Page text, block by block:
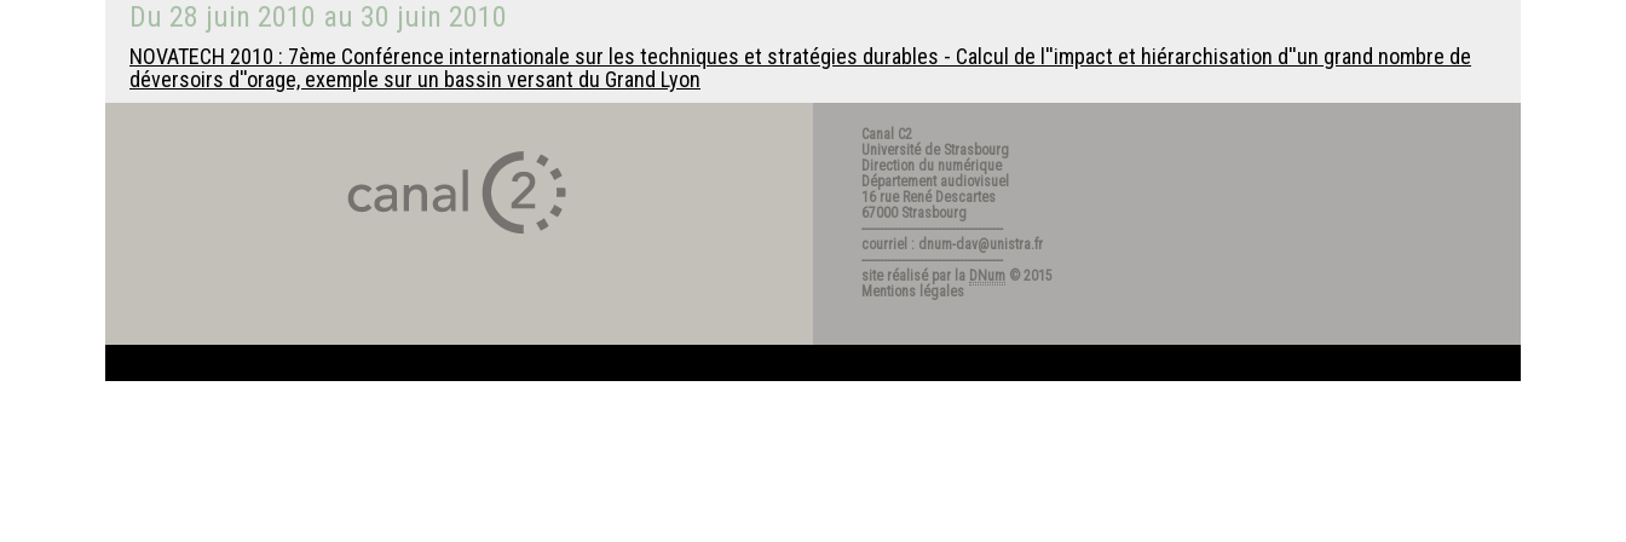
Du 28 juin 2010 au 30 juin 2010
NOVATECH 2010 : 7ème Conférence internationale sur les techniques et stratégies durables - Calcul de l''impact et hiérarchisation d''un grand nombre de
déversoirs d''orage, exemple sur un bassin versant du Grand Lyon
Canal C2
Université de Strasbourg
Direction du numérique
Département audiovisuel
16 rue René Descartes
67000 Strasbourg
---------------------------------------
courriel : dnum-dav@unistra.fr
---------------------------------------
site réalisé par la DNum © 2015
Mentions légales